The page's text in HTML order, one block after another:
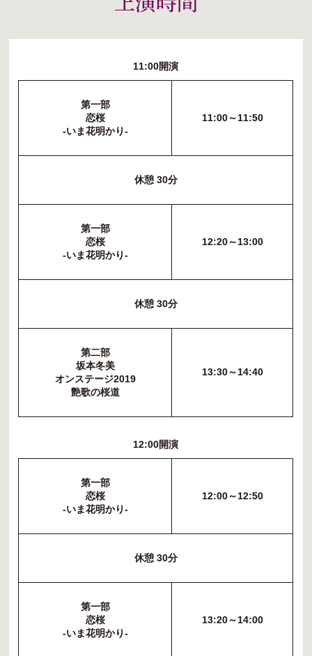
11:00開演
第一部
恋桜
-いま花明かり-
11:00～11:50
休憩 30分
第一部
恋桜
-いま花明かり-
12:20～13:00
休憩 30分
第二部
坂本冬美
オンステージ2019
艶歌の桜道
13:30～14:40
12:00開演
第一部
恋桜
-いま花明かり-
12:00～12:50
休憩 30分
第一部
恋桜
-いま花明かり-
13:20～14:00